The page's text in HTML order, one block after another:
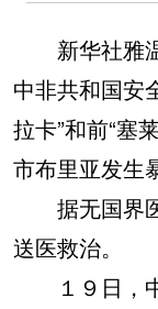
新华社雅
中非共和国安
拉卡”和前“塞
市布里亚发生
据无国界医
送医救治。
１９日，中